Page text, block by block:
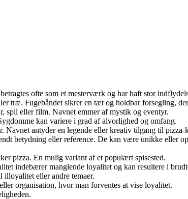
ofte som et mesterværk og har haft stor
træ. Fugebåndet sikrer en tæt og holdbar forsegling,
spil eller film. Navnet emmer af mystik og eventyr.
kan variere i grad af alvorlighed og omfang.
Navnet antyder en legende eller kreativ tilgang til pizza-
betydning eller reference. De kan være unikke eller
pizza. En mulig variant af et populært spisested.
indebærer manglende loyalitet og kan resultere i
eller andre temaer.
organisation, hvor man forventes at vise loyalitet.